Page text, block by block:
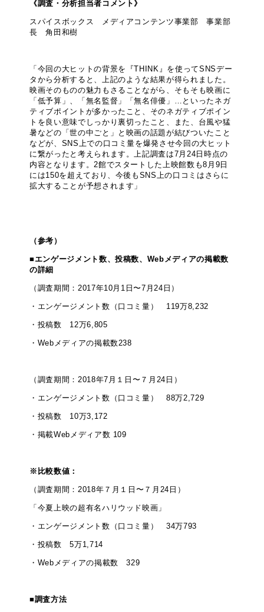
《調査・分析担当者コメント》
スパイスボックス メディアコンテンツ事業部 事業部
長 角田和樹
「今回の大ヒットの背景を『THINK』を使ってSNSデー
タから分析すると、上記のような結果が得られました。
映画そのものの魅力もさることながら、そもそも映画に
「低予算」、「無名監督」「無名俳優」…といったネガ
ティブポイントが多かったこと、そのネガティブポイン
トを良い意味でしっかり裏切ったこと、また、台風や猛
暑などの「世の中ごと」と映画の話題が結びついたこと
などが、SNS上での口コミ量を爆発させ今回の大ヒット
に繋がったと考えられます。上記調査は7月24日時点の
内容となります。2館でスタートした上映館数も8月9日
には150を超えており、今後もSNS上の口コミはさらに
拡大することが予想されます」
（参考）
■エンゲージメント数、投稿数、Webメディアの掲載数
の詳細
（調査期間：2017年10月1日〜7月24日）
・エンゲージメント数（口コミ量） 119万8,232
・投稿数 12万6,805
・Webメディアの掲載数238
（調査期間：2018年7月１日〜７月24日）
・エンゲージメント数（口コミ量） 88万2,729
・投稿数 10万3,172
・掲載Webメディア数 109
※比較数値：
（調査期間：2018年７月１日〜７月24日）
「今夏上映の超有名ハリウッド映画」
・エンゲージメント数（口コミ量） 34万793
・投稿数 5万1,714
・Webメディアの掲載数 329
■調査方法